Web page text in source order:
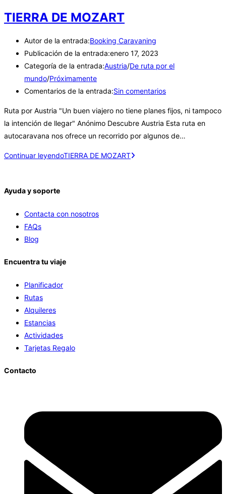
TIERRA DE MOZART
Autor de la entrada:Booking Caravaning
Publicación de la entrada:enero 17, 2023
Categoría de la entrada:Austria/De ruta por el
mundo/Próximamente
Comentarios de la entrada:Sin comentarios
Ruta por Austria "Un buen viajero no tiene planes fijos, ni tampoco
la intención de llegar" Anónimo Descubre Austria Esta ruta en
autocaravana nos ofrece un recorrido por algunos de…
Continuar leyendoTIERRA DE MOZART
Ayuda y soporte
Contacta con nosotros
FAQs
Blog
Encuentra tu viaje
Planificador
Rutas
Alquileres
Estancias
Actividades
Tarjetas Regalo
Contacto